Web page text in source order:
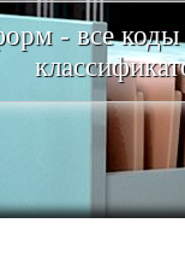
- все